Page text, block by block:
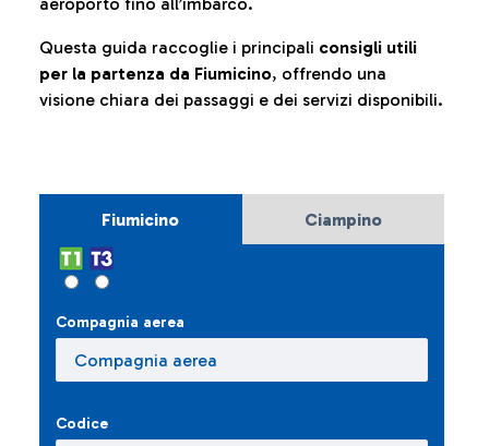
Questa guida raccoglie i principali consigli utili
per la partenza da Fiumicino, offrendo una
visione chiara dei passaggi e dei servizi disponibili.
Fiumicino Ciampino
Compagnia aerea
Codice